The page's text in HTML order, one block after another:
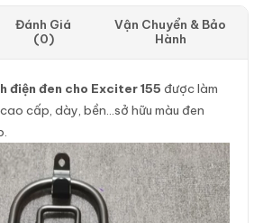
Đánh Giá
(0)
Vận Chuyển & Bảo
Hành
điện đen cho Exciter 155 được làm
cấp, dày, bền…sở hữu màu đen